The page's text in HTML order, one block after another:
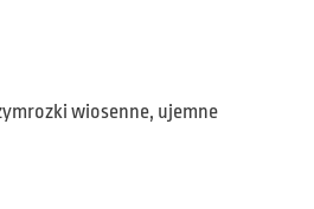
wiosenne, ujemne